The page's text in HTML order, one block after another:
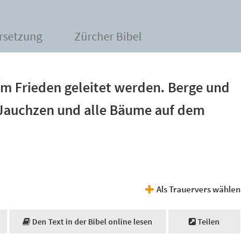
Zürcher Bibel
Frieden geleitet werden. Berge und
und alle Bäume auf dem
Als Trauervers wählen
Den Text in der Bibel online lesen Teilen